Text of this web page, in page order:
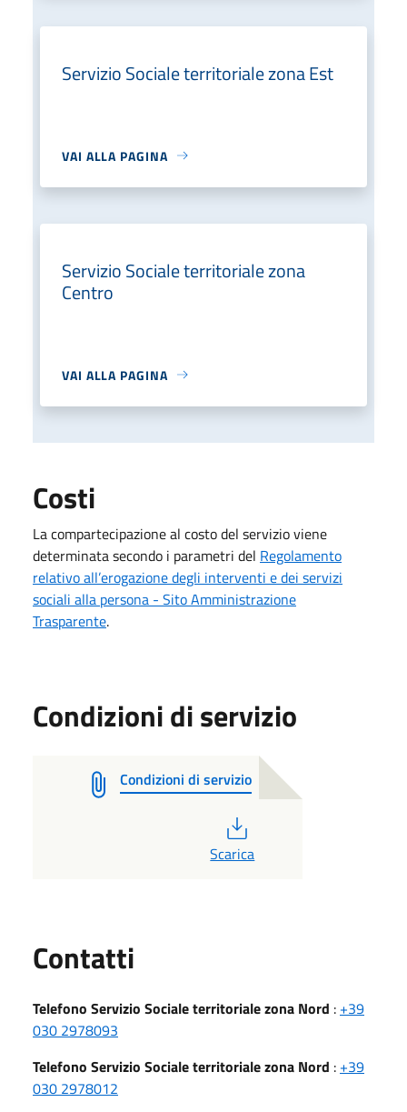
Servizio Sociale territoriale zona Est
VAI ALLA PAGINA
Servizio Sociale territoriale zona
Centro
VAI ALLA PAGINA
Costi
La compartecipazione al costo del servizio viene
determinata secondo i parametri del Regolamento
relativo all’erogazione degli interventi e dei servizi
sociali alla persona - Sito Amministrazione
Trasparente.
Condizioni di servizio
Condizioni di servizio
Scarica
Contatti
Telefono Servizio Sociale territoriale zona Nord : +39
030 2978093
Telefono Servizio Sociale territoriale zona Nord : +39
030 2978012